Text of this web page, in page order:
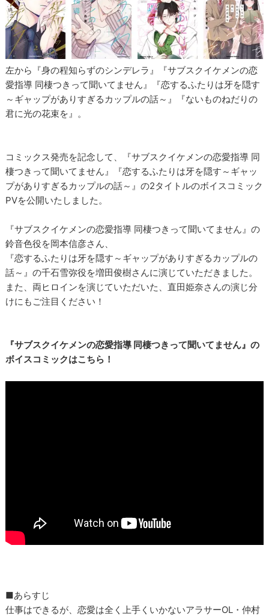
左から『身の程知らずのシンデレラ』『サブスクイケメンの恋
愛指導 同棲つきって聞いてません』『恋するふたりは牙を隠す
～ギャップがありすぎるカップルの話～』『ないものねだりの
君に光の花束を』。
コミックス発売を記念して、『サブスクイケメンの恋愛指導 同
棲つきって聞いてません』『恋するふたりは牙を隠す～ギャッ
プがありすぎるカップルの話～』の2タイトルのボイスコミック
PVを公開いたしました。
『サブスクイケメンの恋愛指導 同棲つきって聞いてません』の
鈴音色役を岡本信彦さん、
『恋するふたりは牙を隠す～ギャップがありすぎるカップルの
話～』の千石雪弥役を増田俊樹さんに演じていただきました。
また、両ヒロインを演じていただいた、直田姫奈さんの演じ分
けにもご注目ください！
『サブスクイケメンの恋愛指導 同棲つきって聞いてません』の
ボイスコミックはこちら！
■あらすじ
仕事はできるが、恋愛は全く上手くいかないアラサーOL・仲村